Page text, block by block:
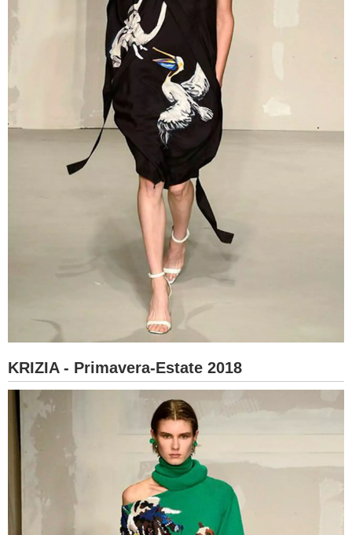
KRIZIA - Primavera-Estate 2018